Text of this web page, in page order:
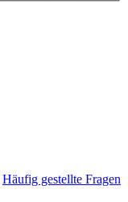
Häufig gestellte Fragen